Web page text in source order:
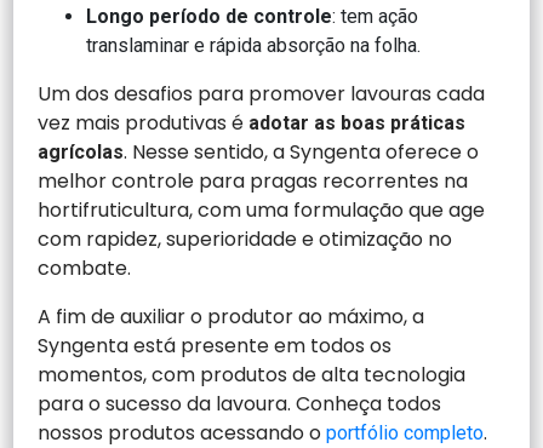
Longo período de controle: tem ação
translaminar e rápida absorção na folha.
Um dos desafios para promover lavouras cada
vez mais produtivas é adotar as boas práticas
agrícolas. Nesse sentido, a Syngenta oferece o
melhor controle para pragas recorrentes na
hortifruticultura, com uma formulação que age
com rapidez, superioridade e otimização no
combate.
A fim de auxiliar o produtor ao máximo, a
Syngenta está presente em todos os
momentos, com produtos de alta tecnologia
para o sucesso da lavoura. Conheça todos
nossos produtos acessando oportfólio completo.